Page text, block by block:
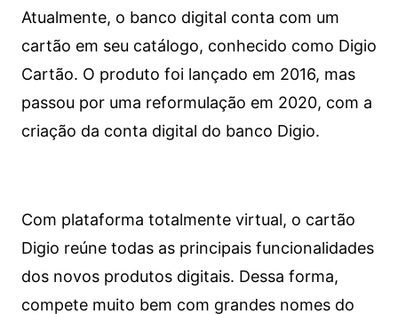
Atualmente, o banco digital conta com um
cartão em seu catálogo, conhecido como Digio
Cartão. O produto foi lançado em 2016, mas
passou por uma reformulação em 2020, com a
criação da conta digital do banco Digio.
Com plataforma totalmente virtual, o cartão
Digio reúne todas as principais funcionalidades
dos novos produtos digitais. Dessa forma,
compete muito bem com grandes nomes do